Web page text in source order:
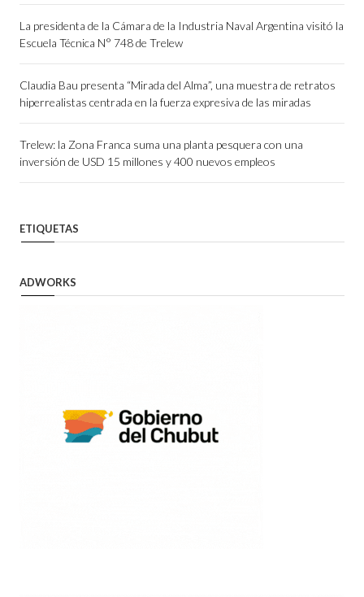
La presidenta de la Cámara de la Industria Naval Argentina visitó la
Escuela Técnica N° 748 de Trelew
Claudia Bau presenta “Mirada del Alma”, una muestra de retratos
hiperrealistas centrada en la fuerza expresiva de las miradas
Trelew: la Zona Franca suma una planta pesquera con una
inversión de USD 15 millones y 400 nuevos empleos
ETIQUETAS
ADWORKS